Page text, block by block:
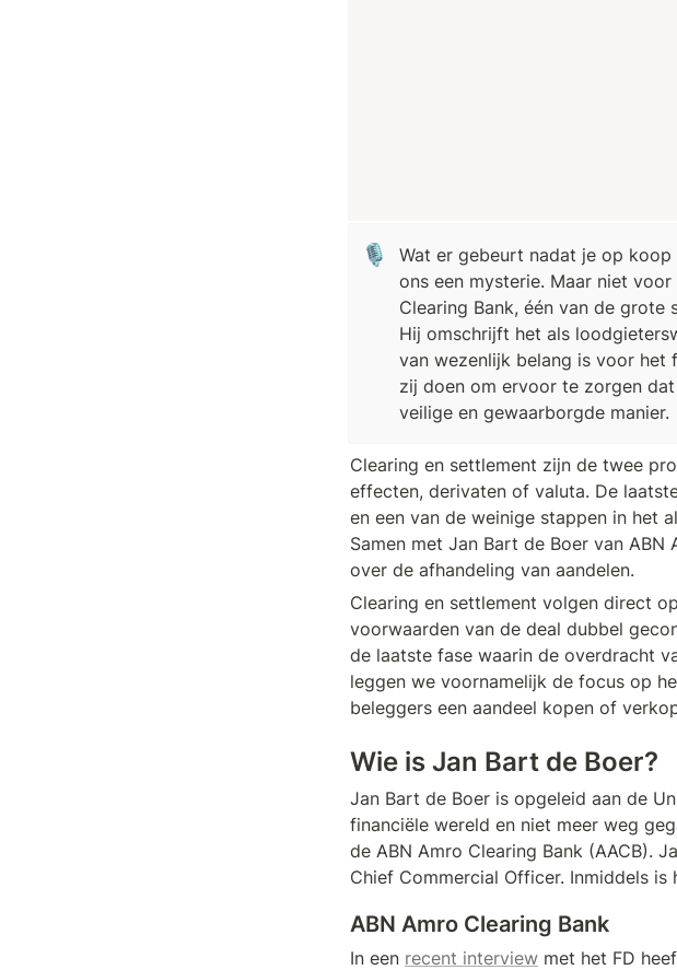
🎙️
Wat er gebeurt nadat je op
ons een mysterie. Maar niet
Clearing Bank, één van de grote
Hij omschrijft het als
van wezenlijk belang is voor het
zij doen om ervoor te zorgen
veilige en gewaarborgde manier.
Clearing en settlement zijn de twee
effecten, derivaten of valuta. De
en een van de weinige stappen in het
Samen met Jan Bart de Boer van
over de afhandeling van aandelen.
Clearing en settlement volgen direct
voorwaarden van de deal dubbel
de laatste fase waarin de overdracht
leggen we voornamelijk de focus op
beleggers een aandeel kopen of
Wie is Jan Bart de Boer?
Jan Bart de Boer is opgeleid aan de
financiële wereld en niet meer weg
de ABN Amro Clearing Bank (AACB).
Chief Commercial Officer. Inmiddels is
ABN Amro Clearing Bank
In een recent interview met het FD